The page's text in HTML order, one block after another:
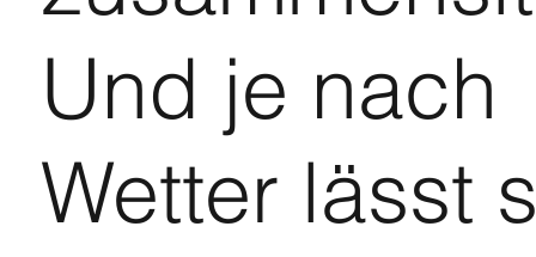
Und je nach
Wetter lässt